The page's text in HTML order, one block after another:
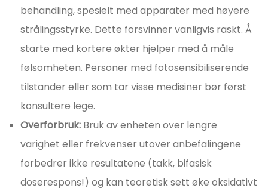
behandling, spesielt med apparater med høyere
strålingsstyrke. Dette forsvinner vanligvis raskt. Å
starte med kortere økter hjelper med å måle
følsomheten. Personer med fotosensibiliserende
tilstander eller som tar visse medisiner bør først
konsultere lege.
Overforbruk: Bruk av enheten over lengre
varighet eller frekvenser utover anbefalingene
forbedrer ikke resultatene (takk, bifasisk
doserespons!) og kan teoretisk sett øke oksidativt